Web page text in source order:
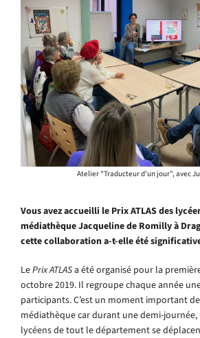
Atelier "Traducteur d'un jour", avec
Vous avez accueilli le Prix ATLAS des
médiathèque Jacqueline de Romilly à
cette collaboration a-t-elle été
LePrix ATLASa été organisé pour la
octobre 2019. Il regroupe chaque année
participants. C’est un moment important
médiathèque car durant une demi-
lycéens de tout le département se